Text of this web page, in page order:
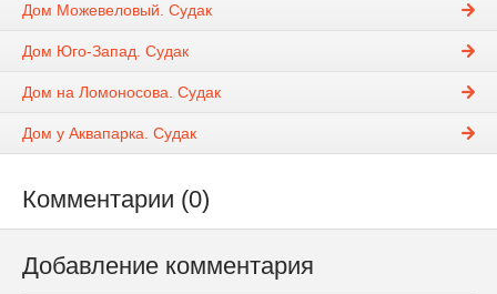
Дом Можевеловый. Судак
Дом Юго-Запад. Судак
Дом на Ломоносова. Судак
Дом у Аквапарка. Судак
Комментарии (0)
Добавление комментария